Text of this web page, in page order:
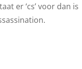
er ‘cs’ voor dan is